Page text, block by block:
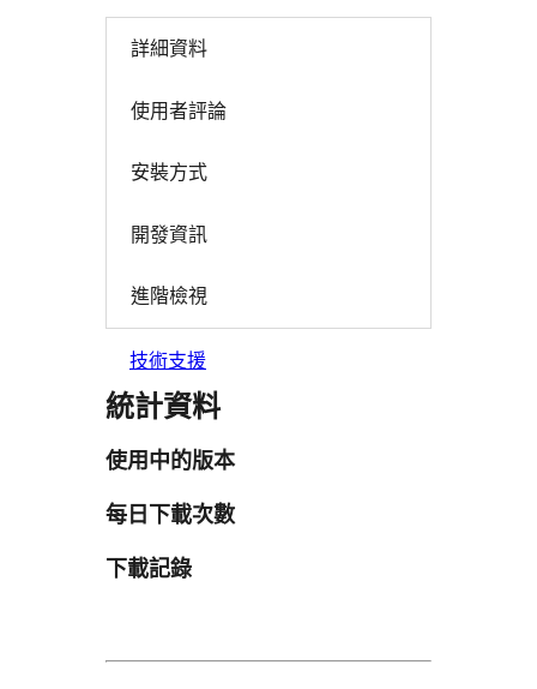
詳細資料
使用者評論
安裝方式
開發資訊
進階檢視
技術支援
統計資料
使用中的版本
每日下載次數
下載記錄